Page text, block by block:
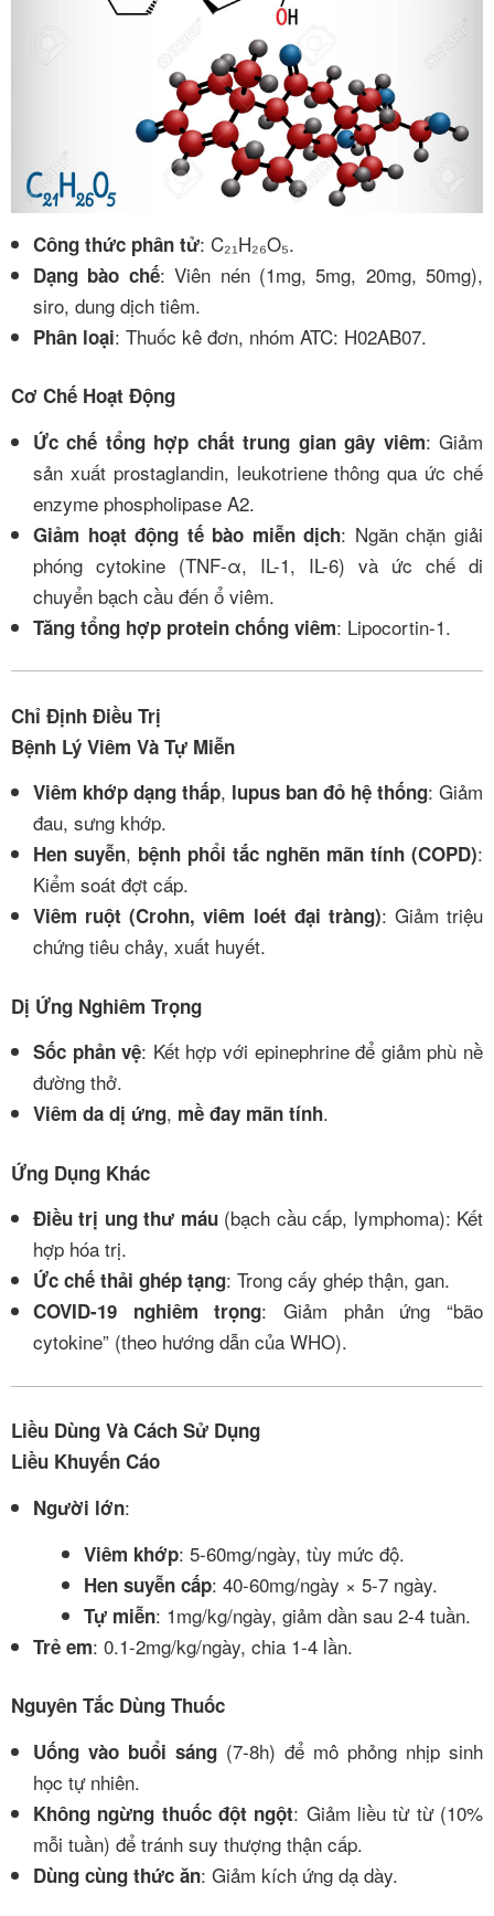
Công thức phân tử: C₂₁H₂₆O₅.
Dạng bào chế: Viên nén (1mg, 5mg, 20mg, 50mg),
siro, dung dịch tiêm.
Phân loại: Thuốc kê đơn, nhóm ATC: H02AB07.
Cơ Chế Hoạt Động
Ức chế tổng hợp chất trung gian gây viêm: Giảm
sản xuất prostaglandin, leukotriene thông qua ức chế
enzyme phospholipase A2.
Giảm hoạt động tế bào miễn dịch: Ngăn chặn giải
phóng cytokine (TNF-α, IL-1, IL-6) và ức chế di
chuyển bạch cầu đến ổ viêm.
Tăng tổng hợp protein chống viêm: Lipocortin-1.
Chỉ Định Điều Trị
Bệnh Lý Viêm Và Tự Miễn
Viêm khớp dạng thấp, lupus ban đỏ hệ thống: Giảm
đau, sưng khớp.
Hen suyễn, bệnh phổi tắc nghẽn mãn tính (COPD):
Kiểm soát đợt cấp.
Viêm ruột (Crohn, viêm loét đại tràng): Giảm triệu
chứng tiêu chảy, xuất huyết.
Dị Ứng Nghiêm Trọng
Sốc phản vệ: Kết hợp với epinephrine để giảm phù nề
đường thở.
Viêm da dị ứng, mề đay mãn tính.
Ứng Dụng Khác
Điều trị ung thư máu(bạch cầu cấp, lymphoma): Kết
hợp hóa trị.
Ức chế thải ghép tạng: Trong cấy ghép thận, gan.
COVID-19 nghiêm trọng: Giảm phản ứng “bão
cytokine” (theo hướng dẫn của WHO).
Liều Dùng Và Cách Sử Dụng
Liều Khuyến Cáo
Người lớn:
Viêm khớp: 5-60mg/ngày, tùy mức độ.
Hen suyễn cấp: 40-60mg/ngày × 5-7 ngày.
Tự miễn: 1mg/kg/ngày, giảm dần sau 2-4 tuần.
Trẻ em: 0.1-2mg/kg/ngày, chia 1-4 lần.
Nguyên Tắc Dùng Thuốc
Uống vào buổi sáng (7-8h) để mô phỏng nhịp sinh
học tự nhiên.
Không ngừng thuốc đột ngột: Giảm liều từ từ (10%
mỗi tuần) để tránh suy thượng thận cấp.
Dùng cùng thức ăn: Giảm kích ứng dạ dày.